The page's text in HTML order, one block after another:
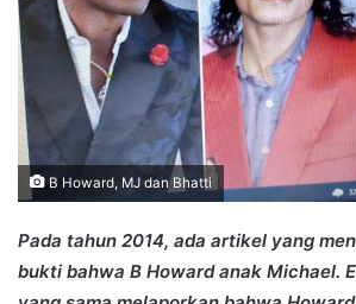
B Howard, MJ dan Bhatti
Pada tahun 2014, ada artikel yang
bukti bahwa B Howard anak Michael.